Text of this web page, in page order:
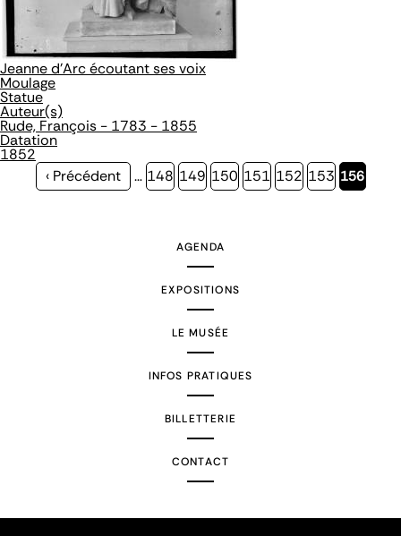
Jeanne d'Arc écoutant ses voix
Moulage
Statue
Auteur(s)
Rude, François - 1783 - 1855
Datation
1852
Page
‹ Précédent … Page
148 Page
149 Page
150 Page
151 Page
152 Page
153 Page
156
AGENDA
EXPOSITIONS
LE MUSÉE
INFOS PRATIQUES
BILLETTERIE
CONTACT